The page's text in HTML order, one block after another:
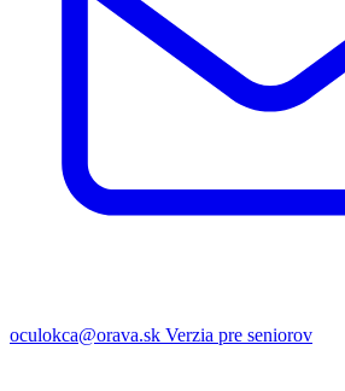
oculokca@orava.sk Verzia pre seniorov